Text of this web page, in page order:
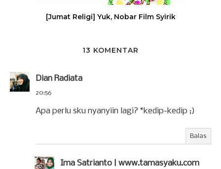
[Jumat Religi] Yuk, Nobar Film Syirik
13 KOMENTAR
Dian Radiata
20:56
Apa perlu sku nyanyiin lagi? *kedip-kedip ;)
Balas
Ima Satrianto | www.tamasyaku.com